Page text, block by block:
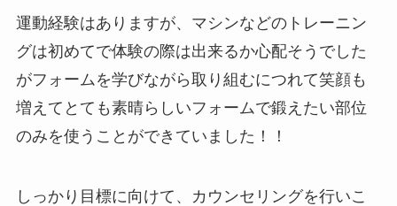
運動経験はありますが、マシンなどのトレーニン
グは初めてで体験の際は出来るか心配そうでした
がフォームを学びながら取り組むにつれて笑顔も
増えてとても素晴らしいフォームで鍛えたい部位
のみを使うことができていました！！
しっかり目標に向けて、カウンセリングを行いこ